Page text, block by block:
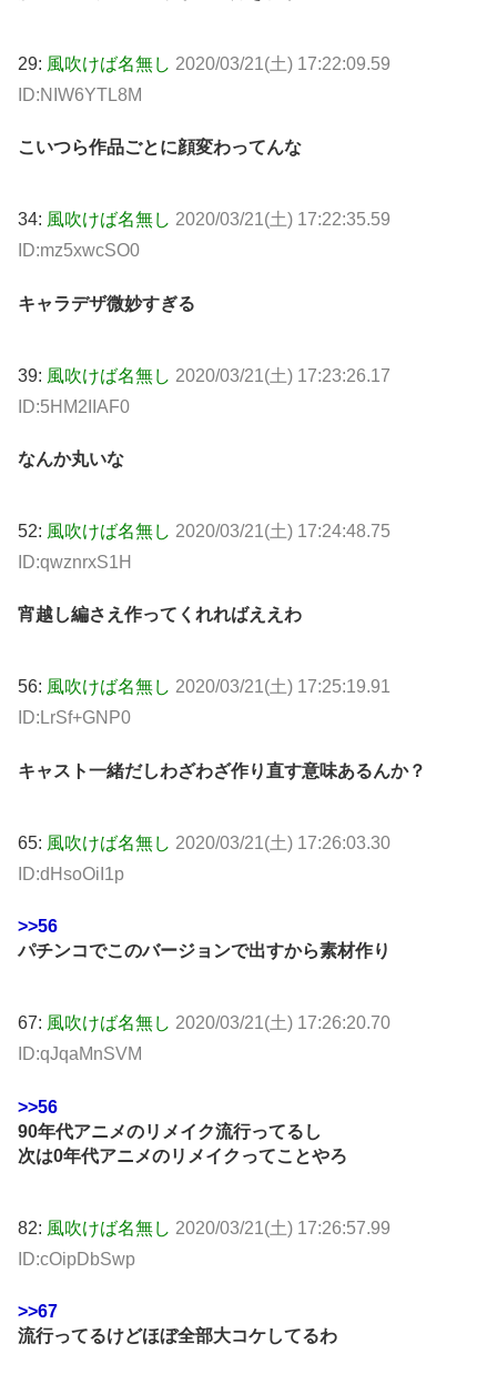
29: 風吹けば名無し 2020/03/21(土) 17:22:09.59
ID:NIW6YTL8M
こいつら作品ごとに顔変わってんな
34: 風吹けば名無し 2020/03/21(土) 17:22:35.59
ID:mz5xwcSO0
キャラデザ微妙すぎる
39: 風吹けば名無し 2020/03/21(土) 17:23:26.17
ID:5HM2IIAF0
なんか丸いな
52: 風吹けば名無し 2020/03/21(土) 17:24:48.75
ID:qwznrxS1H
宵越し編さえ作ってくれればええわ
56: 風吹けば名無し 2020/03/21(土) 17:25:19.91
ID:LrSf+GNP0
キャスト一緒だしわざわざ作り直す意味あるんか？
65: 風吹けば名無し 2020/03/21(土) 17:26:03.30
ID:dHsoOiI1p
>>56
パチンコでこのバージョンで出すから素材作り
67: 風吹けば名無し 2020/03/21(土) 17:26:20.70
ID:qJqaMnSVM
>>56
90年代アニメのリメイク流行ってるし
次は0年代アニメのリメイクってことやろ
82: 風吹けば名無し 2020/03/21(土) 17:26:57.99
ID:cOipDbSwp
>>67
流行ってるけどほぼ全部大コケしてるわ